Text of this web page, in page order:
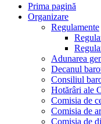
Prima pagină
Organizare
Regulamente
Adunarea
Decanul
Consiliul
Hotărâri ale
Comisia de
Comisia de
Comisia de